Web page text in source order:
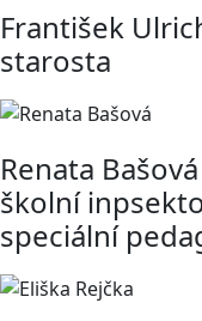
František
starosta
Renata Bašová
školní
speciální